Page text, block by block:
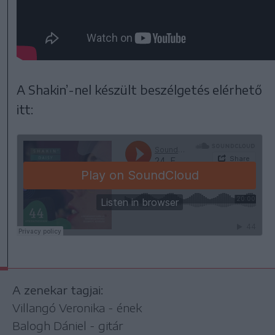
A Shakin’-nel készült beszélgetés elérhető
itt:
A zenekar tagjai:
Villangó Veronika - ének
Balogh Dániel - gitár